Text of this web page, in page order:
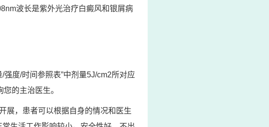
波长是紫外光治疗白癜风和银屑病
度/时间参照表”中剂量5J/cm2所对应
的主治医生。
展，患者可以根据自身的情况和医生